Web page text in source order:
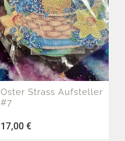
Oster Strass Aufsteller
#7
17,00 €